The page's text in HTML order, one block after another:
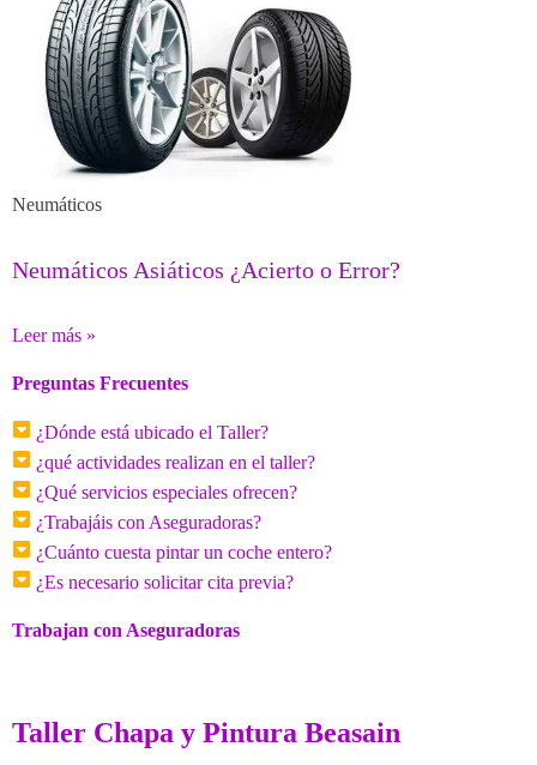
Neumáticos
Neumáticos Asiáticos ¿Acierto o Error?
Leer más »
Preguntas Frecuentes
¿Dónde está ubicado el Taller?
¿qué actividades realizan en el taller?
¿Qué servicios especiales ofrecen?
¿Trabajáis con Aseguradoras?
¿Cuánto cuesta pintar un coche entero?
¿Es necesario solicitar cita previa?
Trabajan con Aseguradoras
Taller Chapa y Pintura Beasain